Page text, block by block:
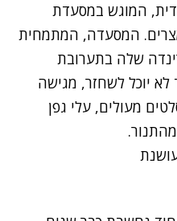
המוגש במסעדת
המסעדה, המתמחית
שלה בתערובת
יוכל לשחזר, מגישה
מעולים, עלי גפן